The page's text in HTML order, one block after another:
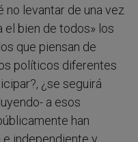
no levantar de una vez
bien de todos» los
los que piensan de
políticos diferentes
¿se seguirá
a esos
han
independiente y